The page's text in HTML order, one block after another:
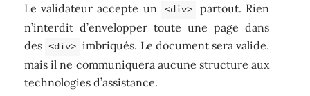
Le validateur accepte un <div>
partout. Rien
n’interdit d’envelopper toute une page dans
des <div> imbriqués. Le document sera valide,
mais il ne communiquera aucune structure aux
technologies d’assistance.